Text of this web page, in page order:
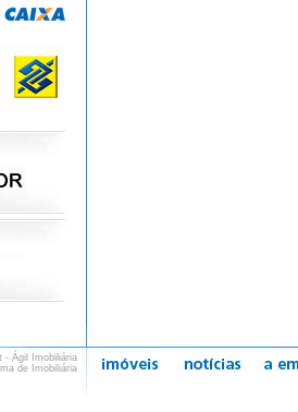
- Ágil Imobiliária
de Imobiliária